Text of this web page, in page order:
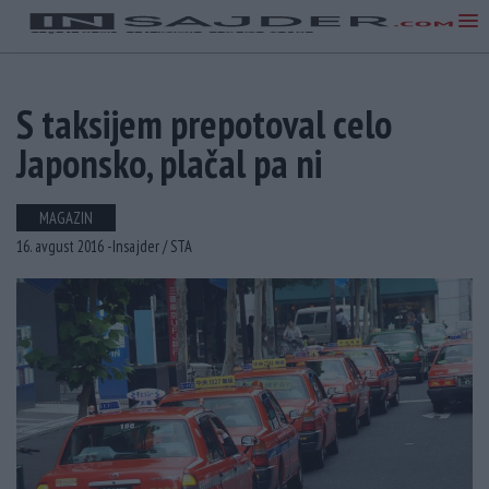
S taksijem prepotoval celo
Japonsko, plačal pa ni
MAGAZIN
16. avgust 2016 -Insajder /STA